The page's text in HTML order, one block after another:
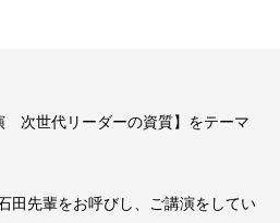
次世代リーダーの資質】をテーマ
田先輩をお呼びし、ご講演をしてい